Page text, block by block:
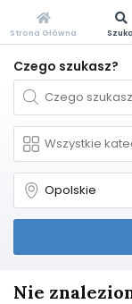
Czego szukasz?
Nie
Strona Główna